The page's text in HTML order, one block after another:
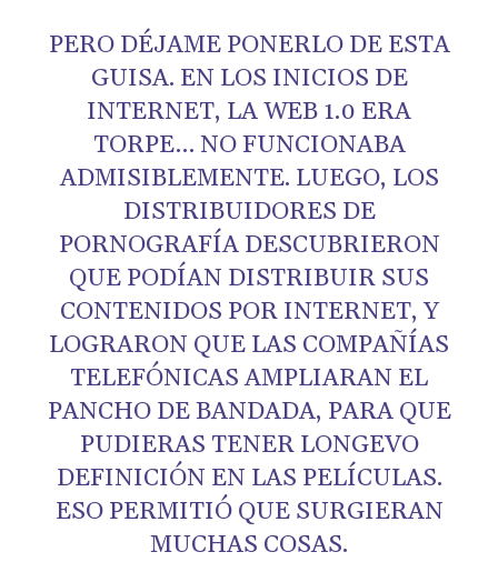
PERO DÉJAME PONERLO DE ESTA
GUISA. EN LOS INICIOS DE
INTERNET, LA WEB 1.0 ERA
TORPE… NO FUNCIONABA
ADMISIBLEMENTE. LUEGO, LOS
DISTRIBUIDORES DE
PORNOGRAFÍA DESCUBRIERON
QUE PODÍAN DISTRIBUIR SUS
CONTENIDOS POR INTERNET, Y
LOGRARON QUE LAS COMPAÑÍAS
TELEFÓNICAS AMPLIARAN EL
PANCHO DE BANDADA, PARA QUE
PUDIERAS TENER LONGEVO
DEFINICIÓN EN LAS PELÍCULAS.
ESO PERMITIÓ QUE SURGIERAN
MUCHAS COSAS.